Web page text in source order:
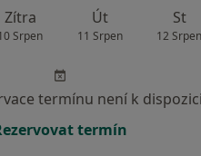
Zítra
Srpen
Út
11 Srpen
St
12
termínu není k
termín